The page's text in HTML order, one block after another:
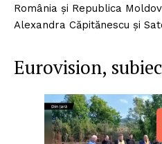
România și Republica
Alexandra Căpitănescu și
Eurovision,